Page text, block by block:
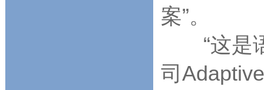
案”。
“这是语
司